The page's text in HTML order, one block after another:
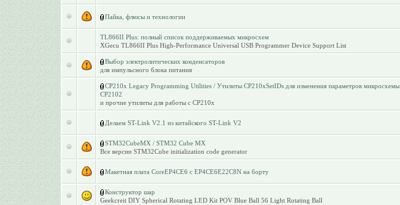
Пайка, флюсы и технологии
TL866II Plus: полный список поддерживаемых микросхем
XGecu TL866II Plus High-Performance Universal USB Programmer Device Support List
Выбор электролитических конденсаторов
для импульсного блока питания
CP210x Legacy Programming Utilities / Утилиты CP210xSetIDs для изменения параметров микросхемы
CP2102
и прочие утилиты для работы с CP210x
Делаем ST-Link V2.1 из китайского ST-Link V2
STM32CubeMX / STM32 Cube MX
Все версии STM32Cube initialization code generator
Макетная плата CoreEP4CE6 с EP4CE6E22C8N на борту
Конструктор шар
Geekcreit DIY Spherical Rotating LED Kit POV Blue Ball 56 Light Rotating Ball